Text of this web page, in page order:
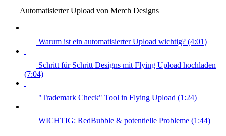
Automatisierter Upload von Merch Designs
Warum ist ein automatisierter Upload wichtig? (4:01)
Schritt für Schritt Designs mit Flying Upload hochladen
(7:04)
"Trademark Check" Tool in Flying Upload (1:24)
WICHTIG: RedBubble & potentielle Probleme (1:44)